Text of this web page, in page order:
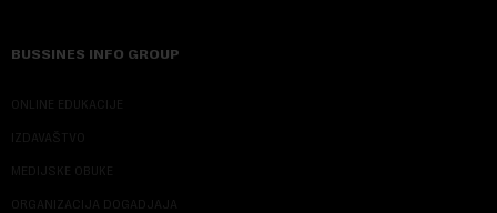
BUSSINES INFO GROUP
ONLINE EDUKACIJE
IZDAVAŠTVO
MEDIJSKE OBUKE
ORGANIZACIJA DOGADJAJA